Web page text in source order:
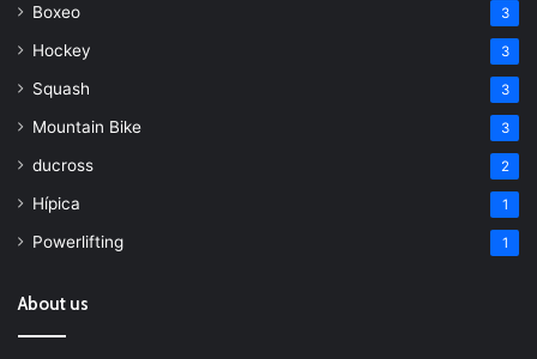
Boxeo 3
Hockey 3
Squash 3
Mountain Bike 3
ducross 2
Hípica 1
Powerlifting 1
About us